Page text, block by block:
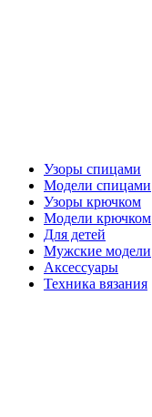
Узоры спицами
Модели спицами
Узоры крючком
Модели крючком
Для детей
Мужские модели
Аксессуары
Техника вязания